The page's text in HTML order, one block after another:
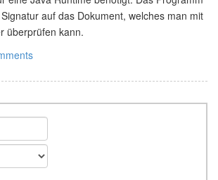
auf das Dokument, welches man mit
überprüfen kann.